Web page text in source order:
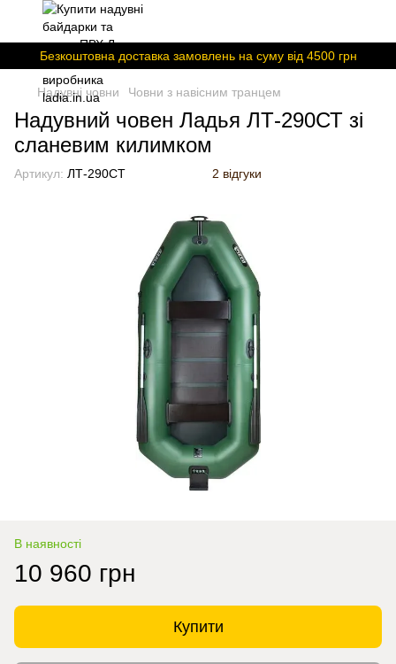
Безкоштовна доставка замовлень на суму вiд 4500 грн
Надувні човни Човни з навісним транцем
Надувний човен Ладья ЛТ-290СТ зі
сланевим килимком
Артикул: ЛТ-290СТ 2 відгуки
В наявності
10 960 грн
Купити